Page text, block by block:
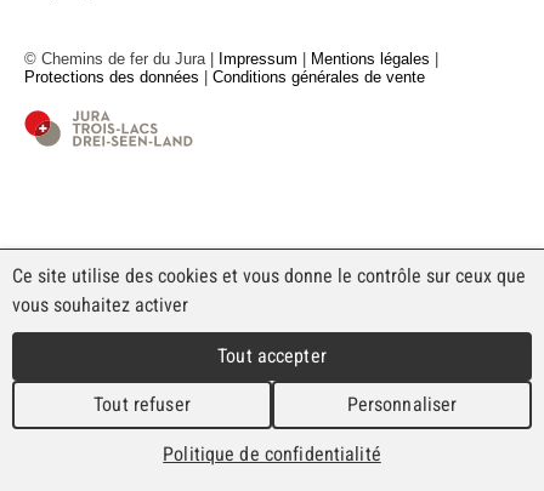
© Chemins de fer du Jura | Impressum Mentions légales
Protections des données
Conditions générales de vente
Ce site utilise des cookies et vous donne le contrôle sur ceux que
vous souhaitez activer
Tout accepter
Tout refuser Personnaliser
Politique de confidentialité